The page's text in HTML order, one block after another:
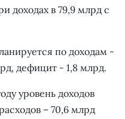
доходах в 79,9 млрд с
по доходам -
дефицит - 1,8 млрд.
уровень доходов
– 70,6 млрд